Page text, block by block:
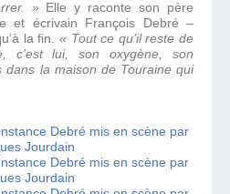
» Elle y raconte son père
et écrivain François Debré –
la fin. « Tout ce qu’il reste de
c’est lui, son oxygène, son
dans la maison de Touraine qui